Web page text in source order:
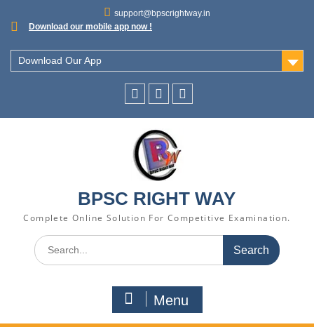
support@bpscrightway.in
Download our mobile app now !
Download Our App
BPSC RIGHT WAY
Complete Online Solution For Competitive Examination.
Menu